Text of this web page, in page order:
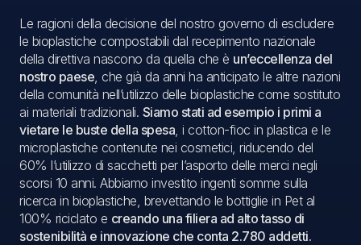
Le ragioni della decisione del nostro governo di escludere
le bioplastiche compostabili dal recepimento nazionale
della direttiva nascono da quella che è un’eccellenza del
nostro paese , che già da anni ha anticipato le altre nazioni
della comunità nell’utilizzo delle bioplastiche come sostituto
ai materiali tradizionali. Siamo stati ad esempio i primi a
vietare le buste della spesa , i cotton-fioc in plastica e le
microplastiche contenute nei cosmetici, riducendo del
60% l’utilizzo di sacchetti per l’asporto delle merci negli
scorsi 10 anni. Abbiamo investito ingenti somme sulla
ricerca in bioplastiche, brevettando le bottiglie in Pet al
100% riciclato e creando una filiera ad alto tasso di
sostenibilità e innovazione che conta 2.780 addetti.